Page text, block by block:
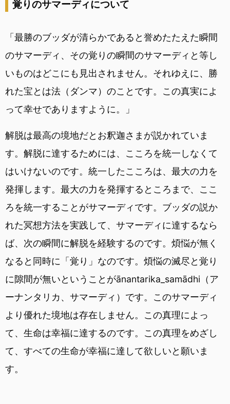
覚りのサマーディについて
「最勝のブッダが清らかであると誉めたたえた瞬間
のサマーディ、その覚りの瞬間のサマーディと等し
いものはどこにも見出されません。それゆえに、勝
れた宝とは法（ダンマ）のことです。この真実によ
って幸せでありますように。」
解脱は最高の境地だとお釈迦さまが説かれていま
す。解脱に達するためには、こころを統一しなくて
はいけないのです。統一したこころは、最大の力を
発揮します。最大の力を発揮するところまで、ここ
ろを統一することがサマーディです。ブッダの説か
れた冥想方法を実践して、サマーディに達するなら
ば、次の瞬間に解脱を経験するのです。煩悩が無く
なると同時に「覚り」なのです。煩悩の滅尽と覚り
に隙間が無いということがānantarika_samādhi（ア
ーナンタリカ、サマーディ）です。このサマーディ
より優れた境地は存在しません。この真理によっ
て、生命は幸福に達するのです。この真理をめざし
て、すべての生命が幸福に達して欲しいと願いま
す。